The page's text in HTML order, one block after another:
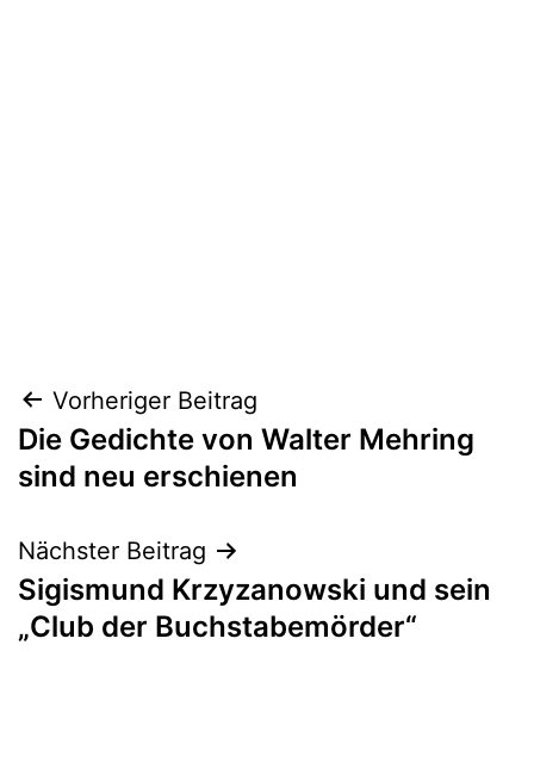
Beitragsnavigation
Vorheriger Beitrag
Die Gedichte von Walter Mehring
sind neu erschienen
Nächster Beitrag
Sigismund Krzyzanowski und sein
„Club der Buchstabemörder“